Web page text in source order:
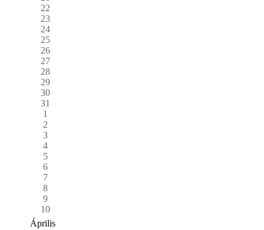
22
23
24
25
26
27
28
29
30
31
1
2
3
4
5
6
7
8
9
10
Április